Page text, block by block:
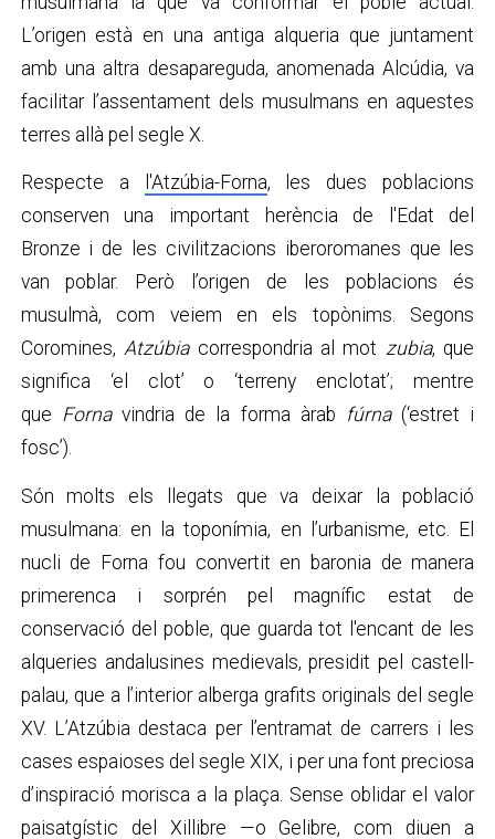
L’origen està en una antiga alqueria que juntament
amb una altra desapareguda, anomenada Alcúdia, va
facilitar l’assentament dels musulmans en aquestes
terres allà pel segle X.
Respecte a l'Atzúbia-Forna, les dues poblacions
conserven una important herència de l'Edat del
Bronze i de les civilitzacions iberoromanes que les
van poblar. Però l’origen de les poblacions és
musulmà, com veiem en els topònims. Segons
Coromines,Atzúbia correspondria al mot zubia, que
significa ‘el clot’ o ‘terreny enclotat’; mentre
que Fornavindria de la forma àrab fúrna (‘estret i
fosc’).
Són molts els llegats que va deixar la població
musulmana: en la toponímia, en l’urbanisme, etc. El
nucli de Forna fou convertit en baronia de manera
primerenca i sorprén pel magnífic estat de
conservació del poble, que guarda tot l'encant de les
alqueries andalusines medievals, presidit pel castell-
palau, que a l’interior alberga grafits originals del segle
XV. L’Atzúbia destaca per l’entramat de carrers i les
cases espaioses del segle XIX, i per una font preciosa
d’inspiració morisca a la plaça. Sense oblidar el valor
paisatgístic del Xillibre —o Gelibre, com diuen a